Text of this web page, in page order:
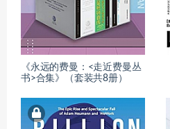
《永远的费曼：<走近费曼丛
书>合集》（套装共8册）